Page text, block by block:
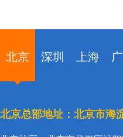
北京 深圳 上海
北京总部地址：北京市海